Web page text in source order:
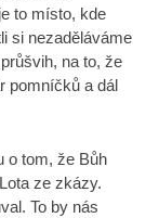
to místo, kde
si nezaděláváme
na to, že
pomníčků a dál
o tom, že Bůh
ze zkázy.
To by nás